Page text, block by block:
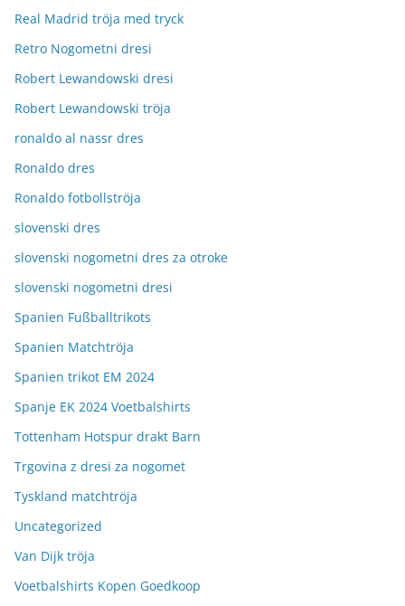
Real Madrid tröja med tryck
Retro Nogometni dresi
Robert Lewandowski dresi
Robert Lewandowski tröja
ronaldo al nassr dres
Ronaldo dres
Ronaldo fotbollströja
slovenski dres
slovenski nogometni dres za otroke
slovenski nogometni dresi
Spanien Fußballtrikots
Spanien Matchtröja
Spanien trikot EM 2024
Spanje EK 2024 Voetbalshirts
Tottenham Hotspur drakt Barn
Trgovina z dresi za nogomet
Tyskland matchtröja
Uncategorized
Van Dijk tröja
Voetbalshirts Kopen Goedkoop